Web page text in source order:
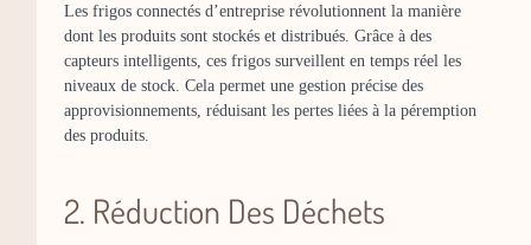
Les frigos connectés d’entreprise révolutionnent la manière
dont les produits sont stockés et distribués. Grâce à des
capteurs intelligents, ces frigos surveillent en temps réel les
niveaux de stock. Cela permet une gestion précise des
approvisionnements, réduisant les pertes liées à la péremption
des produits.
2. Réduction Des Déchets